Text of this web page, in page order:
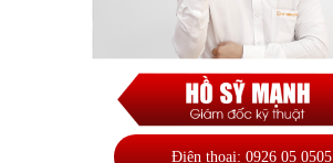
Điện thoại: 0926 05 0505